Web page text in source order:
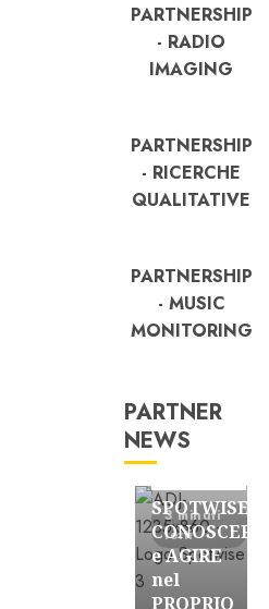
PARTNERSHIP
- RADIO
IMAGING
PARTNERSHIP
- RICERCHE
QUALITATIVE
PARTNERSHIP
- MUSIC
MONITORING
PARTNER
NEWS
3 minuti
letti
FREE
SPOTWISE:
CONOSCERE
e AGIRE
nel
PROPRIO